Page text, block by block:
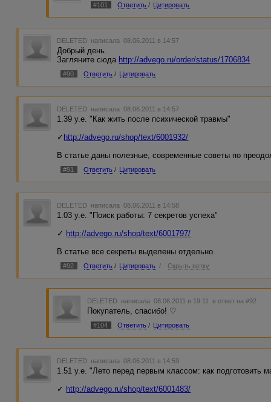
#101 Ответить / Цитировать
DELETED написала 08.06.2011 в 14:57
Добрый день.
Загляните сюда http://advego.ru/order/status/1706834
#90 Ответить / Цитировать
DELETED написала 08.06.2011 в 14:57
1.39 у.е. "Как жить после психической травмы"
✓ http://advego.ru/shop/text/6001932/
В статье даны полезные, современные советы по
#91 Ответить / Цитировать
DELETED написала 08.06.2011 в 14:58
1.03 у.е. "Поиск работы: 7 секретов успеха"
✓ http://advego.ru/shop/text/6001797/
В статье все секреты выделены отдельно.
#92 Ответить / Цитировать / Скрыть ветку
DELETED написала 08.06.2011 в 19:11 в ответ на #92
Покупатель, спасибо! ♡
#104 Ответить / Цитировать
DELETED написала 08.06.2011 в 14:59
1.51 у.е. "Лето перед первым классом: как подготовить
✓ http://advego.ru/shop/text/6001483/